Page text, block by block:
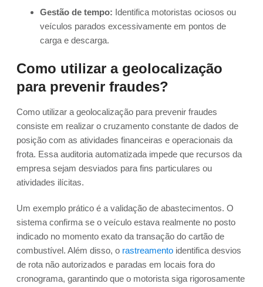
Gestão de tempo: Identifica motoristas ociosos ou
veículos parados excessivamente em pontos de
carga e descarga.
Como utilizar a geolocalização
para prevenir fraudes?
Como utilizar a geolocalização para prevenir fraudes
consiste em realizar o cruzamento constante de dados de
posição com as atividades financeiras e operacionais da
frota. Essa auditoria automatizada impede que recursos da
empresa sejam desviados para fins particulares ou
atividades ilícitas.
Um exemplo prático é a validação de abastecimentos. O
sistema confirma se o veículo estava realmente no posto
indicado no momento exato da transação do cartão de
combustível. Além disso, o rastreamento identifica desvios
de rota não autorizados e paradas em locais fora do
cronograma, garantindo que o motorista siga rigorosamente